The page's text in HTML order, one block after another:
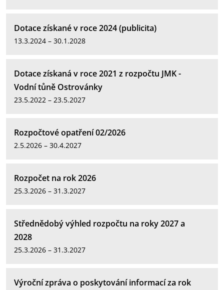
Dotace získané v roce 2024 (publicita)
13.3.2024 – 30.1.2028
Dotace získaná v roce 2021 z rozpočtu JMK -
Vodní tůně Ostrovánky
23.5.2022 – 23.5.2027
Rozpočtové opatření 02/2026
2.5.2026 – 30.4.2027
Rozpočet na rok 2026
25.3.2026 – 31.3.2027
Střednědobý výhled rozpočtu na roky 2027 a
2028
25.3.2026 – 31.3.2027
Výroční zpráva o poskytování informací za rok